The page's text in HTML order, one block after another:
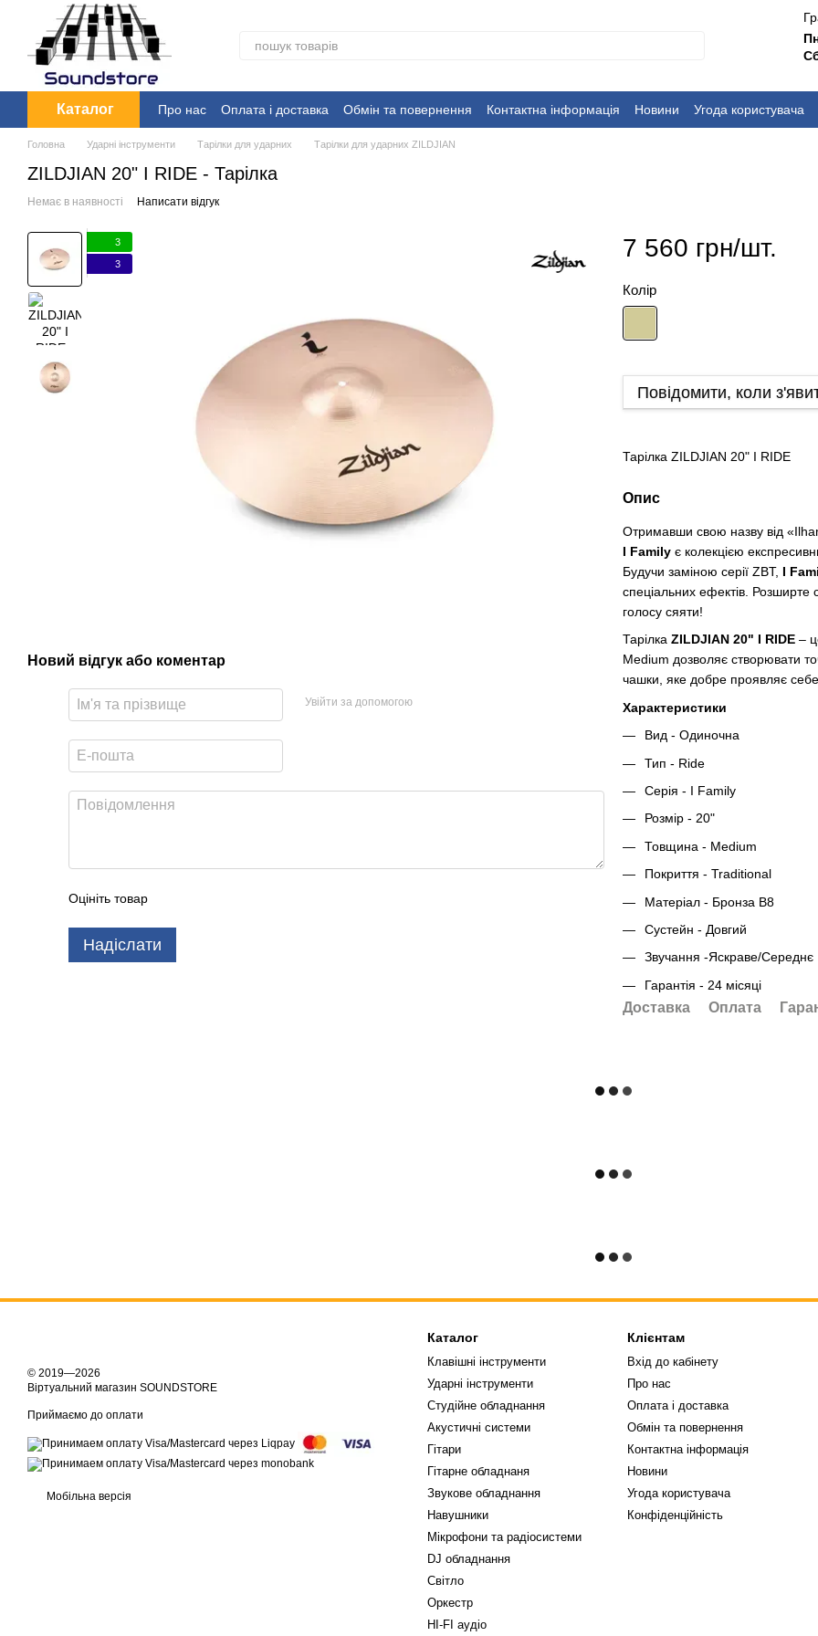
Перейти до основного контенту
Каталог Про нас Оплата і доставка Обмін та повернення Контактна інформація Новини Угода користувача
Головна Ударні інструменти Тарілки для ударних Тарілки для ударних ZILDJIAN
ZILDJIAN 20" I RIDE - Тарілка
Немає в наявності Написати відгук
3
3
Новий відгук або коментар
Увійти за допомогою
Оцініть товар
Надіслати
7 560 грн/шт.
Колір
Повідомити, коли
Тарілка ZILDJIAN 20" I RIDE
Опис
Отримавши свою назву від
I Family є колекцією
Будучи заміною серії ZBT, I
спеціальних ефектів. Розширте
голосу сяяти!
Тарілка ZILDJIAN 20" I RIDE –
Medium дозволяє створювати
чашки, яке добре проявляє себе
Характеристики
Вид - Одиночна
Тип - Ride
Серія - I Family
Розмір - 20"
Товщина - Medium
Покриття - Traditional
Матеріал - Бронза B8
Сустейн - Довгий
Звучання -Яскраве/Середнє
Гарантія - 24 місяці
Доставка Оплата
© 2019—2026
Віртуальний магазин SOUNDSTORE
Приймаємо до оплати
Мобільна версія
Каталог
Клавішні інструменти
Ударні інструменти
Студійне обладнання
Акустичні системи
Гітари
Гітарне обладнаня
Звукове обладнання
Навушники
Мікрофони та радіосистеми
DJ обладнання
Світло
Оркестр
HI-FI аудіо
Клієнтам
Вхід до кабінету
Про нас
Оплата і доставка
Обмін та повернення
Контактна інформація
Новини
Угода користувача
Конфіденційність